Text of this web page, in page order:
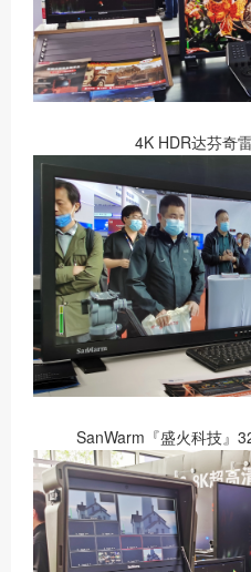
4K HDR达芬奇
SanWarm『盛火科技』